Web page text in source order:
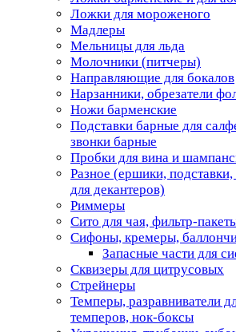
Ложки для мороженого
Мадлеры
Мельницы для льда
Молочники (питчеры)
Направляющие для бокалов
Нарзанники, обрезатели
Ножи барменские
Подставки барные для
звонки барные
Пробки для вина и
Разное (ершики,
для декантеров)
Риммеры
Сито для чая, фильтр-
Сифоны, кремеры,
Запасные части для
Сквизеры для цитрусовых
Стрейнеры
Темперы, разравниватели
темперов, нок-боксы